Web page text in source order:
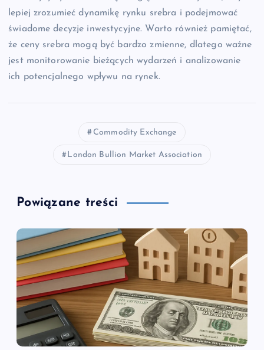
lepiej zrozumieć dynamikę rynku srebra i podejmować
świadome decyzje inwestycyjne. Warto również pamiętać,
że ceny srebra mogą być bardzo zmienne, dlatego ważne
jest monitorowanie bieżących wydarzeń i analizowanie
ich potencjalnego wpływu na rynek.
Commodity Exchange
London Bullion Market Association
Powiązane treści